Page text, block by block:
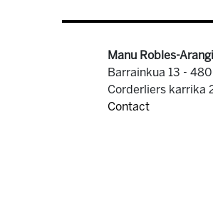
Manu Robles-
Barrainkua 13 -
Corderliers karrika
Contact